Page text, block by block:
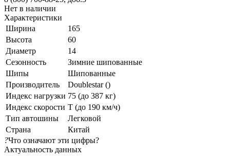
Нет в наличии
Характеристики
Ширина
165
Высота
60
Диаметр
14
Сезонность
Зимние шипованные
Шипы
Шипованные
Производитель
Doublestar ()
Индекс нагрузки 75 (до 387 кг)
Индекс скорости T (до 190 км/ч)
Тип автошины
Легковой
Страна
Китай
?Что означают эти цифры?
Актуальность данных